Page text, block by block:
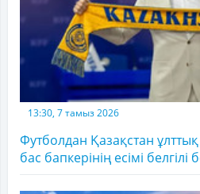
13:30, 7 тамыз 2026
Футболдан Қазақстан
бас бапкерінің есімі белгілі